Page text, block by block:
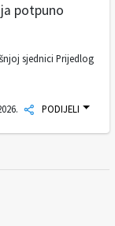
potpuno
sjednici Prijedlog
PODIJELI